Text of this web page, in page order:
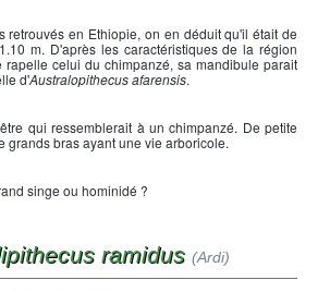
retrouvés en Ethiopie, on en déduit qu'il était de
m. D'après les caractéristiques de la région
rapelle celui du chimpanzé, sa mandibule parait
d'Australopithecus afarensis.
qui ressemblerait à un chimpanzé. De petite
grands bras ayant une vie arboricole.
singe ou hominidé ?
ramidus (Ardi)